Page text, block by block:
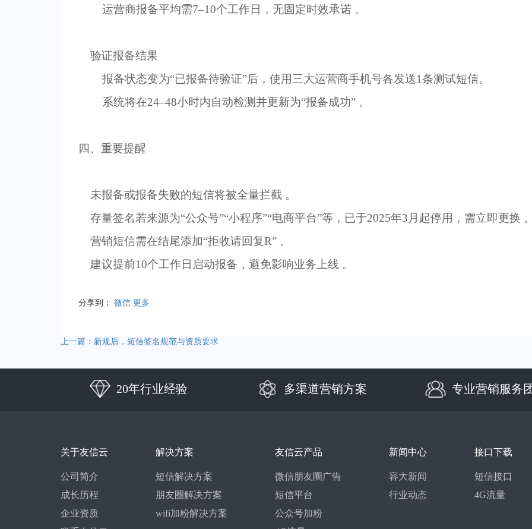
运营商报备平均需7–10个工作日 ，无固定时效承诺 。
验证报备结果
报备状态变为“已报备待验证”后，使用三大运营商手机号各发送1条测试短信。
系统将在24–48小时内自动检测并更新为“报备成功” 。
四、重要提醒
未报备或报备失败的短信将被全量拦截 。
存量签名若来源为“公众号”“小程序”“电商平台”等，已于2025年3月起停用 ，需立即更换
营销短信需在结尾添加“拒收请回复R”‌ ‌‌ 。
建议提前10个工作日启动报备 ，避免影响业务上线 。
分享到： 微信 更多
上一篇：新规后，短信签名规范与资质要求
20年行业经验 多渠道营销方案 专业营销服务
关于友信云
公司简介
成长历程
企业资质
解决方案
短信解决方案
朋友圈解决方案
wifi加粉解决方案
友信云产品
微信朋友圈广告
短信平台
公众号加粉
新闻中心
容大新闻
行业动态
接口下载
短信接口
4G流量